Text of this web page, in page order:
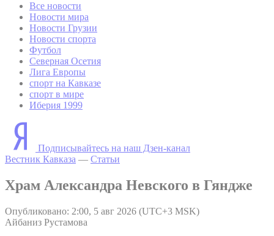
Все новости
Новости мира
Новости Грузии
Новости спорта
Футбол
Северная Осетия
Лига Европы
спорт на Кавказе
спорт в мире
Иберия 1999
Подписывайтесь на наш Дзен-канал
Вестник Кавказа — Статьи
Храм Александра Невского в Гяндже
Опубликовано: 2:00, 5 авг 2026 (UTC+3 MSK)
Айбаниз Рустамова